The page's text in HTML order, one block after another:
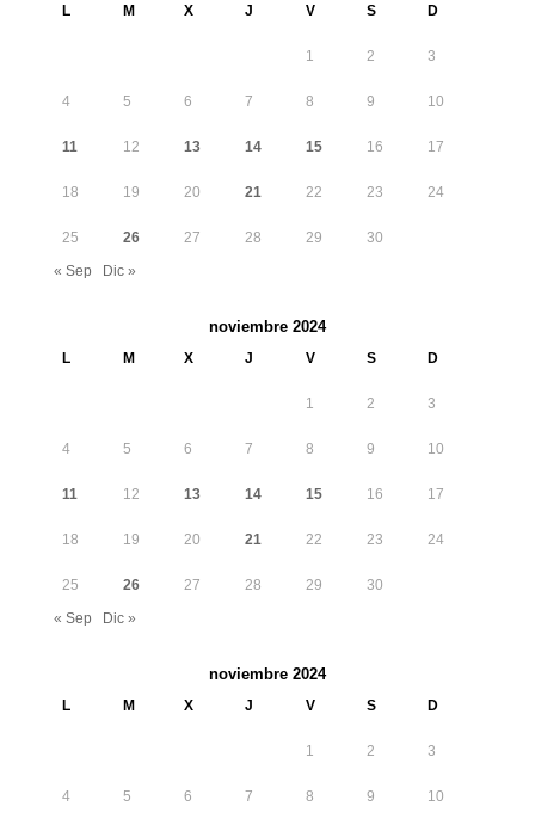
L M X J V S D
1 2 3
4 5 6 7 8 9 10
11 12 13 14 15 16 17
18 19 20 21 22 23 24
25 26 27 28 29
30
« Sep
Dic »
noviembre 2024
L M X J V S D
1 2 3
4 5 6 7 8 9 10
11 12 13 14 15 16 17
18 19 20 21 22 23 24
25 26 27 28 29
30
« Sep
Dic »
noviembre 2024
L M X J V S D
1 2 3
4 5 6 7 8 9 10